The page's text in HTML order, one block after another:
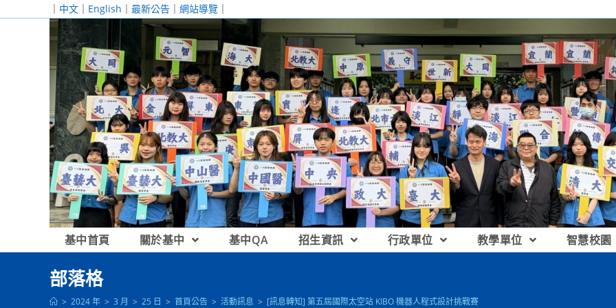
｜ 中文 ｜ English ｜ 最新公告 ｜ 網站導覽 ｜
基中首頁 關於基中 基中QA 招生資訊 行政單位 教學單位 智慧校園
部落格
> 2024 年 > 3 月 > 25 日 > 首頁公告 > 活動訊息 > [訊息轉知] 第五屆國際太空站 KIBO 機器人程式設計挑戰賽